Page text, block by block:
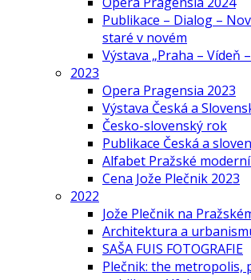
Publikace – Dialog –
staré v novém
Výstava „Praha – Vídeň
2023
Opera Pragensia 2023
Výstava Česká a
Česko-slovenský rok
Publikace Česká a
Alfabet Pražské
Cena Jože Plečnik 2023
2022
Jože Plečnik na
Architektura a
SAŠA FUIS FOTOGRAFIE
Plečnik: the metropolis,